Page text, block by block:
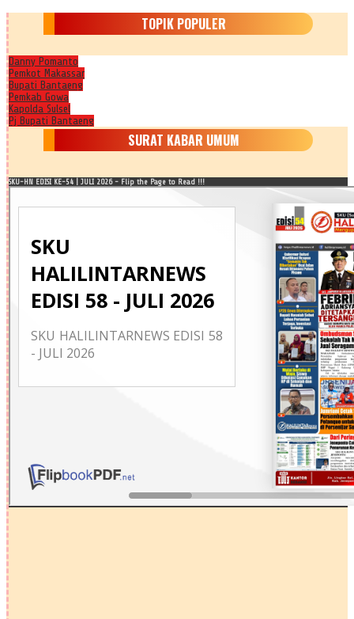
TOPIK POPULER
Danny Pomanto
Pemkot Makassar
Bupati Bantaeng
Pemkab Gowa
Kapolda Sulsel
Pj Bupati Bantaeng
SURAT KABAR UMUM
SKU-HN EDISI KE-54 | JULI 2026 - Flip the Page to Read !!!